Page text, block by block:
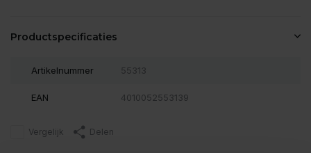
Productspecificaties
Artikelnummer 55313
EAN 4010052553139
Vergelijk Delen